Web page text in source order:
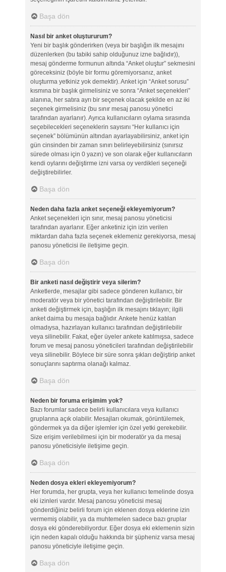
Başa dön
Nasıl bir anket oluştururum?
Yeni bir başlık gönderirken (veya bir başlığın ilk mesajını
düzenlerken (bu tabiki sahip olduğunuz izne bağlıdır)),
mesaj gönderme formunun altında “Anket oluştur” sekmesini
göreceksiniz (böyle bir formu göremiyorsanız, anket
oluşturma yetkiniz yok demektir). Anket için “Anket sorusu”
kısmına bir başlık girmelisiniz ve sonra “Anket seçenekleri”
alanına, her satıra ayrı bir seçenek olacak şekilde en az iki
seçenek girmelisiniz (bu sınır mesaj panosu yönetici
tarafından ayarlanır). Ayrıca kullanıcıların oylama sırasında
seçebilecekleri seçeneklerin sayısını “Her kullanıcı için
seçenek” bölümünün altından ayarlayabilirsiniz, anket için
gün cinsinden bir zaman sınırı belirleyebilirsiniz (sınırsız
sürede olması için 0 yazın) ve son olarak eğer kullanıcıların
kendi oylarını değiştirme izni varsa oy verdikleri seçeneği
değiştirebilirler.
Başa dön
Neden daha fazla anket seçeneği ekleyemiyorum?
Anket seçenekleri için sınır, mesaj panosu yöneticisi
tarafından ayarlanır. Eğer anketiniz için izin verilen
miktardan daha fazla seçenek eklemeniz gerekiyorsa, mesaj
panosu yöneticisi ile iletişime geçin.
Başa dön
Bir anketi nasıl değiştirir veya silerim?
Anketlerde, mesajlar gibi sadece gönderen kullanıcı, bir
moderatör veya bir yönetici tarafından değiştirilebilir. Bir
anketi değiştirmek için, başlığın ilk mesajını tıklayın; ilgili
anket daima bu mesaja bağlıdır. Ankete henüz katılan
olmadıysa, hazırlayan kullanıcı tarafından değiştirilebilir
veya silinebilir. Fakat, eğer üyeler ankete katılmışsa, sadece
forum ve mesaj panosu yöneticileri tarafından değiştirilebilir
veya silinebilir. Böylece bir süre sonra şıkları değiştirip anket
sonuçlarını saptırma olanağı kalmaz.
Başa dön
Neden bir foruma erişimim yok?
Bazı forumlar sadece belirli kullanıcılara veya kullanıcı
gruplarına açık olabilir. Mesajları okumak, görüntülemek,
göndermek ya da diğer işlemler için özel yetki gerekebilir.
Size erişim verilebilmesi için bir moderatör ya da mesaj
panosu yöneticisiyle iletişime geçin.
Başa dön
Neden dosya ekleri ekleyemiyorum?
Her forumda, her grupta, veya her kullanıcı temelinde dosya
eki izinleri vardır. Mesaj panosu yöneticisi mesaj
gönderdiğiniz belirli forum için eklenen dosya eklerine izin
vermemiş olabilir, ya da muhtemelen sadece bazı gruplar
dosya eki gönderebiliyordur. Eğer dosya eki eklemenin sizin
için neden kapalı olduğu hakkında bir şüpheniz varsa mesaj
panosu yöneticiyle iletişime geçin.
Başa dön